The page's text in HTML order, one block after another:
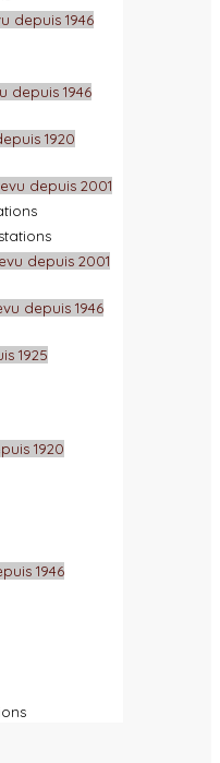
depuis 1946
depuis 1946
1920
depuis 2001
depuis 2001
depuis 1946
1925
1920
1946